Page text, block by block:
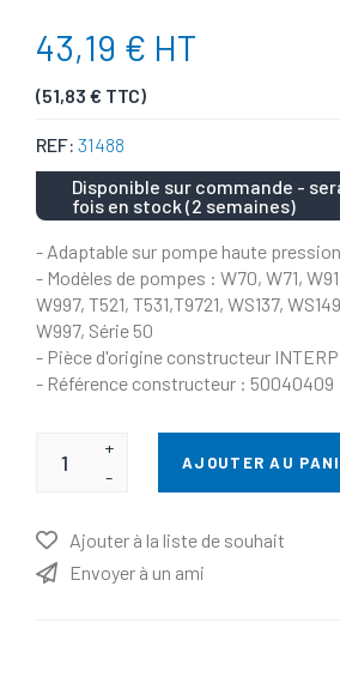
43,19 € HT
(51,83 € TTC)
REF: 31488
Disponible sur commande -
fois en stock (2 semaines)
- Adaptable sur pompe haute
- Modèles de pompes : W70, W71,
W997, T521, T531,T9721, WS137,
W997, Série 50
- Pièce d'origine constructeur
- Référence constructeur : 50040409
+
-
AJOUTER AU
Ajouter à la liste de souhait
Envoyer à un ami